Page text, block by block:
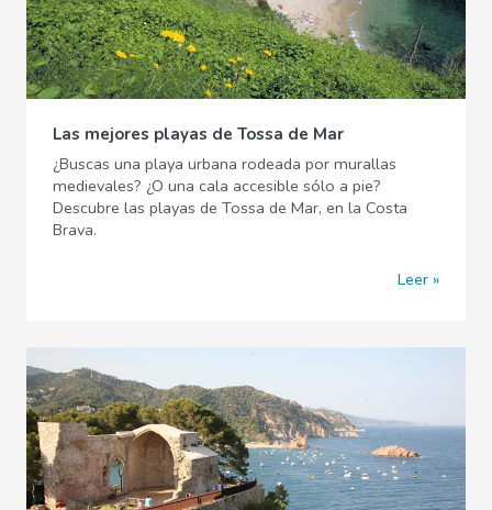
Las mejores playas de Tossa de Mar
¿Buscas una playa urbana rodeada por murallas
medievales? ¿O una cala accesible sólo a pie?
Descubre las playas de Tossa de Mar, en la Costa
Brava.
Leer